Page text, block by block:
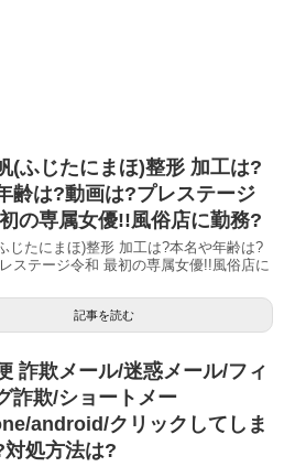
(ふじたにまほ)整形 加工は?
齢は?動画は?プレステージ
の専属女優!!風俗店に勤務?
じたにまほ)整形 加工は?本名や年齢は?
ステージ令和 最初の専属女優!!風俗店に
記事を読む
詐欺メール/迷惑メール/フィ
詐欺/ショートメー
android/クリックしてしま
対処方法は?